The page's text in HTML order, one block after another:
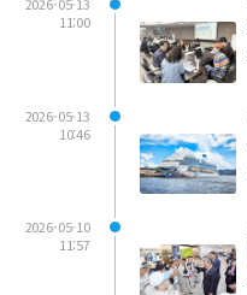
2026-05-13
11:00
2026-05-13
10:46
2026-05-10
11:57